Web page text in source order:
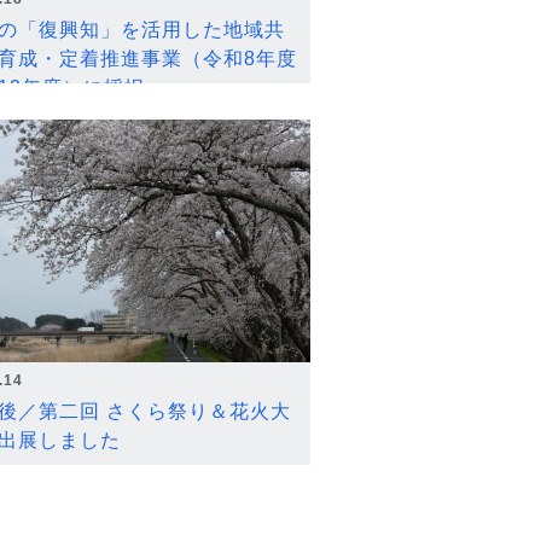
「復興知」を活用した地域共
成・定着推進事業（令和8年度
年度）に採択
／第二回 さくら祭り＆花火大
展しました